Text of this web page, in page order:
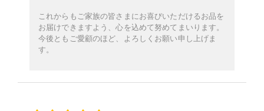
これからもご家族の皆さまにお喜びいただけるお品を
お届けできますよう、心を込めて努めてまいります。
今後ともご愛顧のほど、よろしくお願い申し上げま
す。